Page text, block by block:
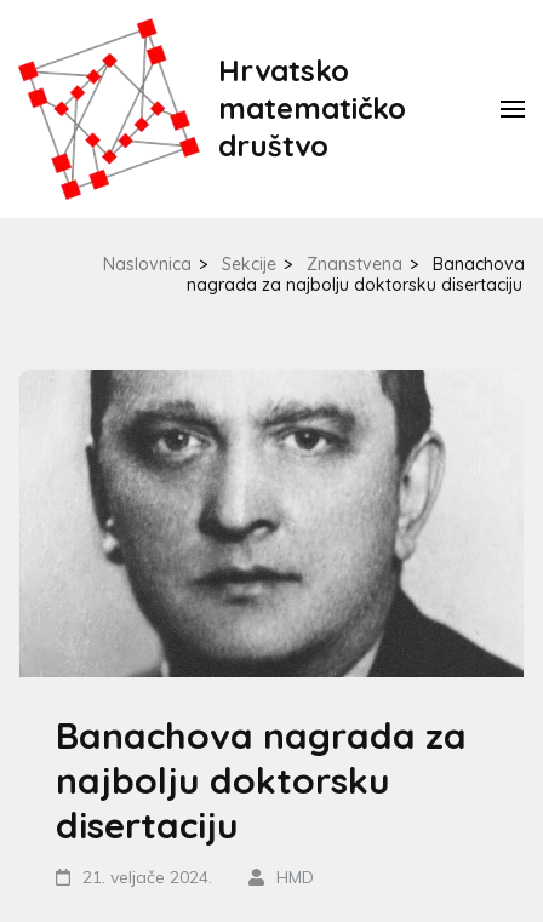
Hrvatsko
matematičko
društvo
Naslovnica > Sekcije > Znanstvena >
Banachova
nagrada za najbolju doktorsku disertaciju
Banachova nagrada za
najbolju doktorsku
disertaciju
21. veljače 2024. HMD